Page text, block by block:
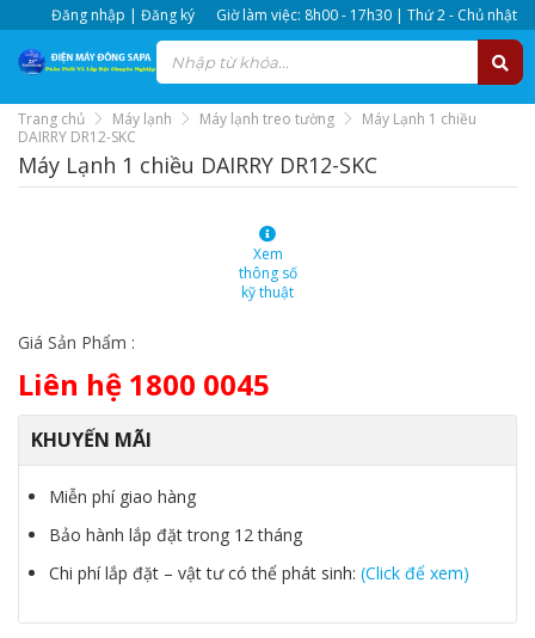
Đăng nhập | Đăng ký Giờ làm việc: 8h00 - 17h30 | Thứ 2 - Chủ nhật
Trang chủ Máy lạnh Máy lạnh treo tường
Máy Lạnh 1 chiều
DAIRRY DR12-SKC
Máy Lạnh 1 chiều DAIRRY DR12-SKC
Xem
thông số
kỹ thuật
Giá Sản Phẩm :
Liên hệ 1800 0045
KHUYẾN MÃI
Miễn phí giao hàng
Bảo hành lắp đặt trong 12 tháng
Chi phí lắp đặt – vật tư có thể phát sinh: (Click để xem)